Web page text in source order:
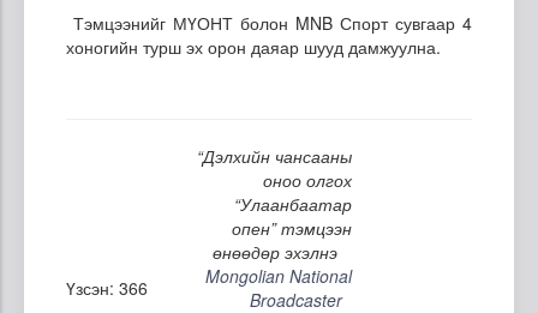
Тэмцээнийг МҮОНТ болон MNB Спорт сувгаар 4
хоногийн турш эх орон даяар шууд дамжуулна.
“Дэлхийн чансааны
оноо олгох
“Улаанбаатар
опен” тэмцээн
өнөөдөр эхэлнэ
Үзсэн: 366
Mongolian National
Broadcaster